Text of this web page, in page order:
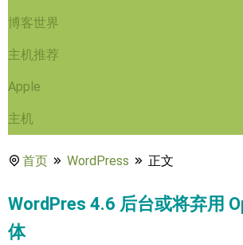
博客世界
主机推荐
Apple
主机
首页 WordPress 正文
WordPres 4.6 后台或将弃用
体